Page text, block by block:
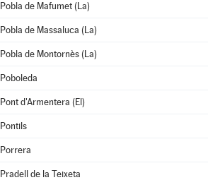
Pobla de Mafumet (La)
Pobla de Massaluca (La)
Pobla de Montornès (La)
Poboleda
Pont d'Armentera (El)
Pontils
Porrera
Pradell de la Teixeta